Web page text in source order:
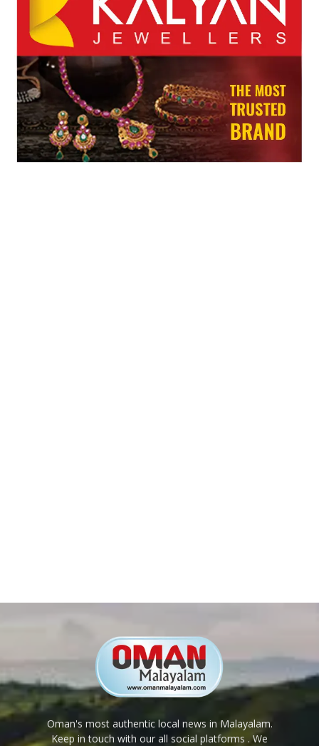
Oman's most authentic local news in Malayalam.
Keep in touch with our all social platforms . We